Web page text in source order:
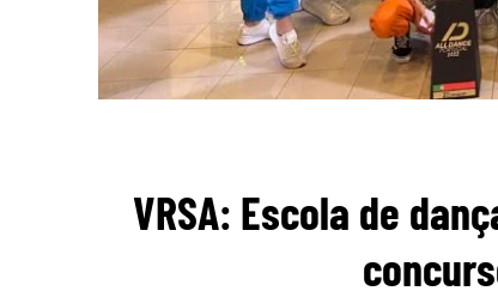
VRSA: Escola de